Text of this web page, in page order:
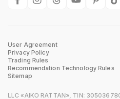
User Agreement
Privacy Policy
Trading Rules
Recommendation Technology Rules
Sitemap
LLC «AIKO RATTAN», TIN: